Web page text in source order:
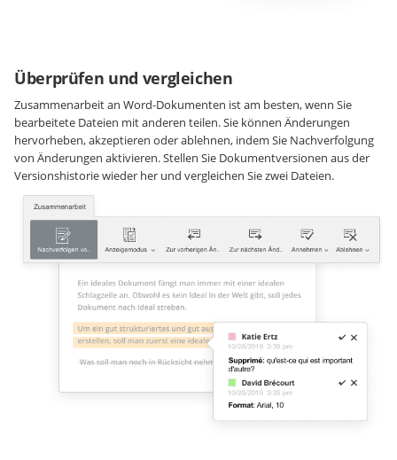
Überprüfen und vergleichen
Zusammenarbeit an Word-Dokumenten ist am besten, wenn Sie
bearbeitete Dateien mit anderen teilen. Sie können Änderungen
hervorheben, akzeptieren oder ablehnen, indem Sie Nachverfolgung
von Änderungen aktivieren. Stellen Sie Dokumentversionen aus der
Versionshistorie wieder her und vergleichen Sie zwei Dateien.